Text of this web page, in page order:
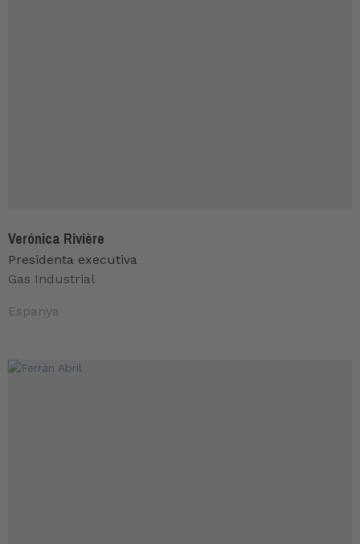
Verónica Rivière
Presidenta executiva
Gas Industrial
Espanya